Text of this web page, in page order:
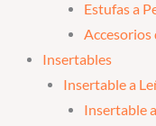
Estufas a
Accesorios
Insertables
Insertable a
Insertable